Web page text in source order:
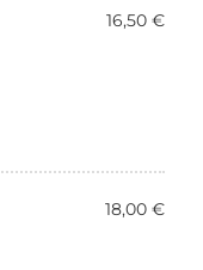
16,50 €
18,00 €